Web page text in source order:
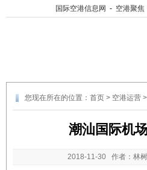
国际空港信息网 - 空港聚焦
您现在所在的位置： 首页 > 空港运营 >
潮汕国际机
2018-11-30 作者：林